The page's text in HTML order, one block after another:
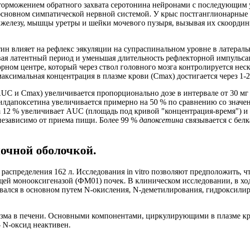
обратного захвата серотонина нейронами с последующим
симпатической нервной системой. У крыс
мышцы уретры и шейки мочевого пузыря, вызывая их
влияет на рефлекс эякуляции на супраспинальном уровне в
латентный период и уменьшая длительность рефлекторной
центре, который через ствол головного мозга контролируется
концентрация в плазме крови (Сmах) достигается через 1-
и Сmах) увеличивается пропорционально дозе в интервале от 30
увеличивается примерно на 50 % по сравнению со
12 % увеличивает AUC (площадь под кривой "концентрация-время")
от приема пищи. Более 99 % дапоксетина связывается с
оболочкой.
162 л. Исследования in vitro позволяют предположить,
монооксигеназой (ФМ01) почек. В клиническом исследовании, в
в основном путем N-окисления, N-деметилирования,
в печени. Основными компонентами, циркулирующими в плазме
оксид неактивен.